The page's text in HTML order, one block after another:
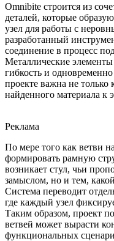
Omnibite строится из
деталей, которые
узел для работы с
разработанный
соединение в процесс
Металлические
гибкость и
проекте важна не только
найденного материала к
Реклама
По мере того как ветви
формировать рамную
возникает стул, чьи
замыслом, но и тем,
Система переводит
где каждый узел
Таким образом, проект
ветвей может вырасти
функциональных